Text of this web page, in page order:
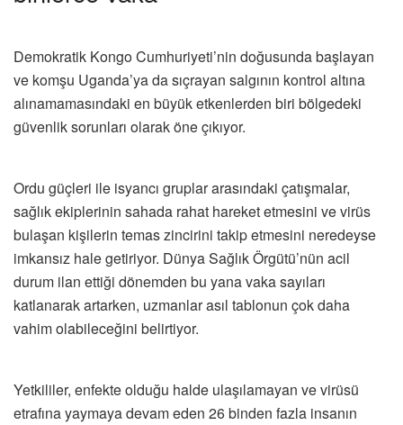
Demokratik Kongo Cumhuriyeti’nin doğusunda başlayan
ve komşu Uganda’ya da sıçrayan salgının kontrol altına
alınamamasındaki en büyük etkenlerden biri bölgedeki
güvenlik sorunları olarak öne çıkıyor.
Ordu güçleri ile isyancı gruplar arasındaki çatışmalar,
sağlık ekiplerinin sahada rahat hareket etmesini ve virüs
bulaşan kişilerin temas zincirini takip etmesini neredeyse
imkansız hale getiriyor. Dünya Sağlık Örgütü’nün acil
durum ilan ettiği dönemden bu yana vaka sayıları
katlanarak artarken, uzmanlar asıl tablonun çok daha
vahim olabileceğini belirtiyor.
Yetkililer, enfekte olduğu halde ulaşılamayan ve virüsü
etrafına yaymaya devam eden 26 binden fazla insanın